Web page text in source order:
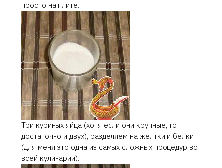
просто на плите.
Три куриных яйца (хотя если они крупные, то
достаточно и двух), разделяем на желтки и белки
(для меня это одна из самых сложных процедур во
всей кулинарии).